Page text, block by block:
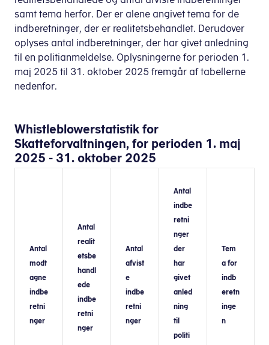
samt tema herfor. Der er alene angivet tema for de
indberetninger, der er realitetsbehandlet. Derudover
oplyses antal indberetninger, der har givet anledning
til en politianmeldelse. Oplysningerne for perioden 1.
maj 2025 til 31. oktober 2025 fremgår af tabellerne
nedenfor.
Whistleblowerstatistik for
Skatteforvaltningen, for perioden 1. maj
2025 - 31. oktober 2025
Antal
modt
agne
indbe
retni
nger
Antal
realit
etsbe
handl
ede
indbe
retni
nger
Antal
afvist
e
indbe
retni
nger
Antal
indbe
retni
nger
der
har
givet
anled
ning
til
politi
Tem
a for
indb
eretn
inge
n